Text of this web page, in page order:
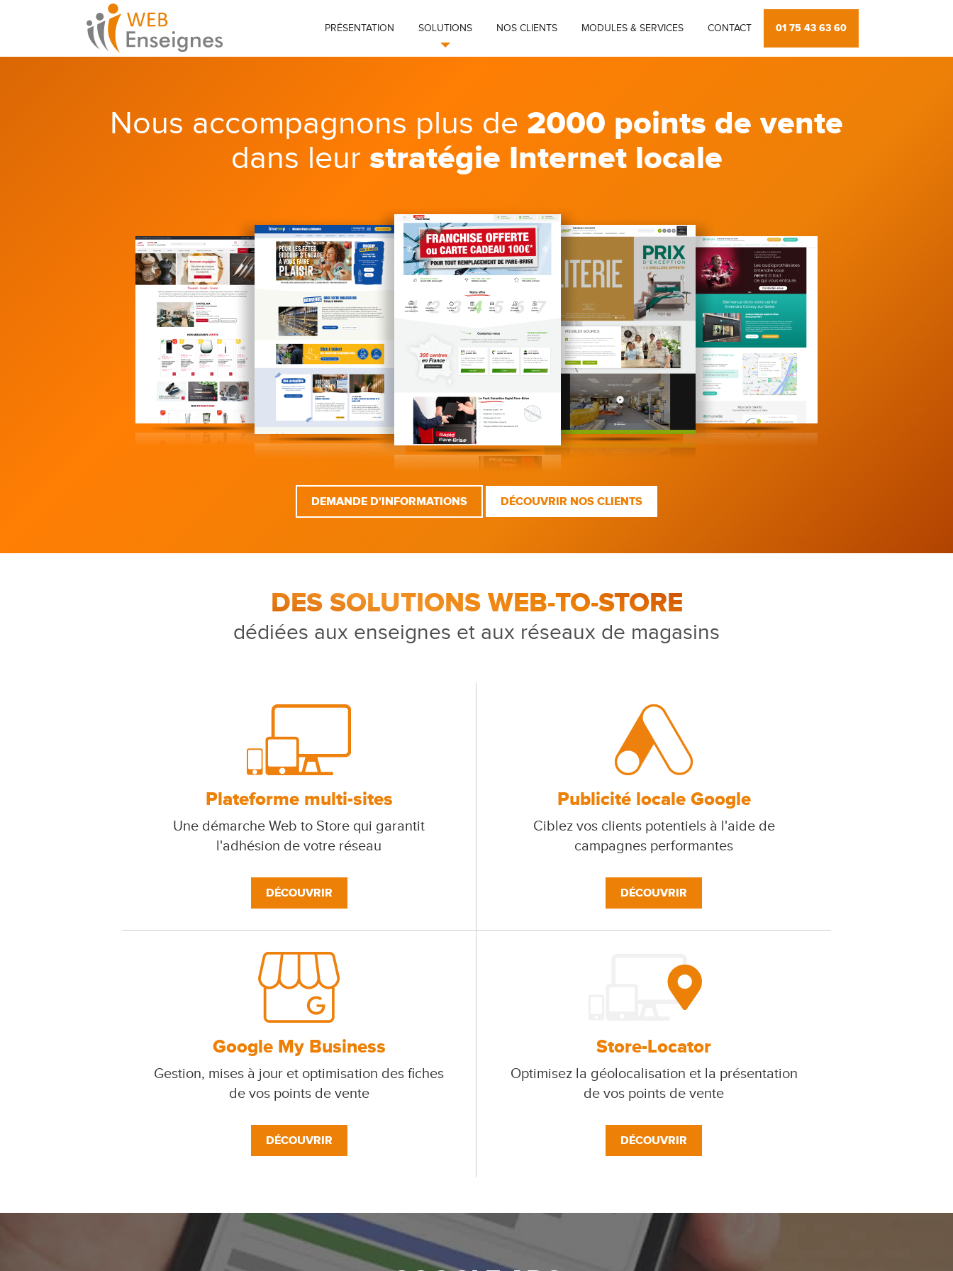
PRÉSENTATION SOLUTIONS NOS CLIENTS MODULES & SERVICES CONTACT 01 75 43 63 60
Nous accompagnons plus de 2000 points de vente
dans leur stratégie Internet locale
DEMANDE D'INFORMATIONS DÉCOUVRIR NOS CLIENTS
DES SOLUTIONS WEB-TO-STORE
dédiées aux enseignes et aux réseaux de magasins
Plateforme multi-sites
Une démarche Web to Store qui garantit
l'adhésion de votre réseau
DÉCOUVRIR
Publicité locale Google
Ciblez vos clients potentiels à l'aide de
campagnes performantes
DÉCOUVRIR
Google My Business
Gestion, mises à jour et optimisation des fiches
de vos points de vente
DÉCOUVRIR
Store-Locator
Optimisez la géolocalisation et la présentation
de vos points de vente
DÉCOUVRIR